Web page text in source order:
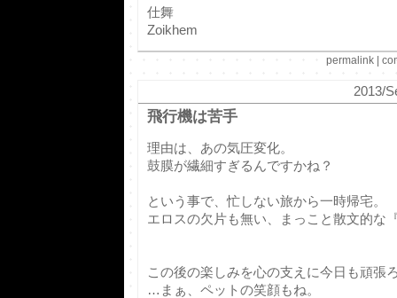
仕舞
Zoikhem
permalink
2013/
飛行機は苦手
理由は、あの気圧変化。
鼓膜が繊細すぎるんですかね？
という事で、忙しない旅から一時帰宅。
エロスの欠片も無い、まっこと散文的な
この後の楽しみを心の支えに今日も頑張
…まぁ、ペットの笑顔もね。